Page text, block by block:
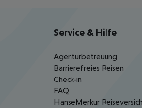
Service & Hilfe
Agenturbetreuung
Barrierefreies Reisen
Check-in
FAQ
HanseMerkur